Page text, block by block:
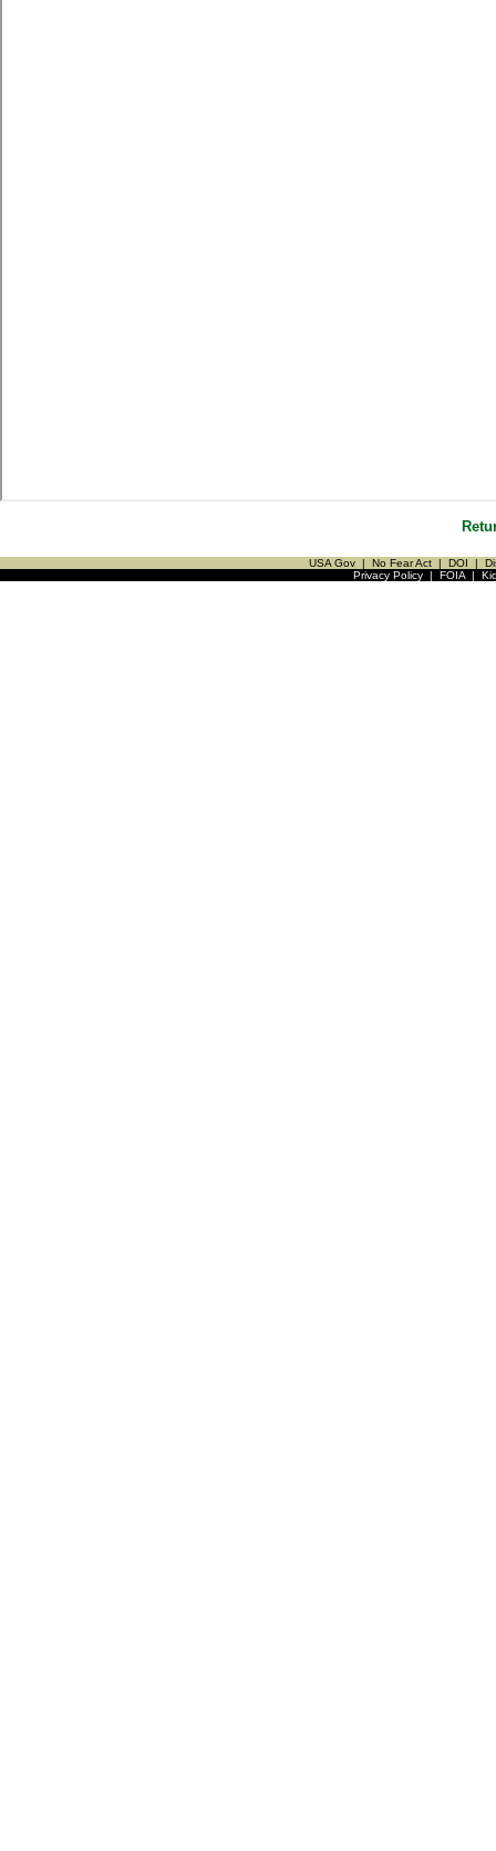
USA Gov | No Fear Act | DOI |
Privacy Policy| FOIA|